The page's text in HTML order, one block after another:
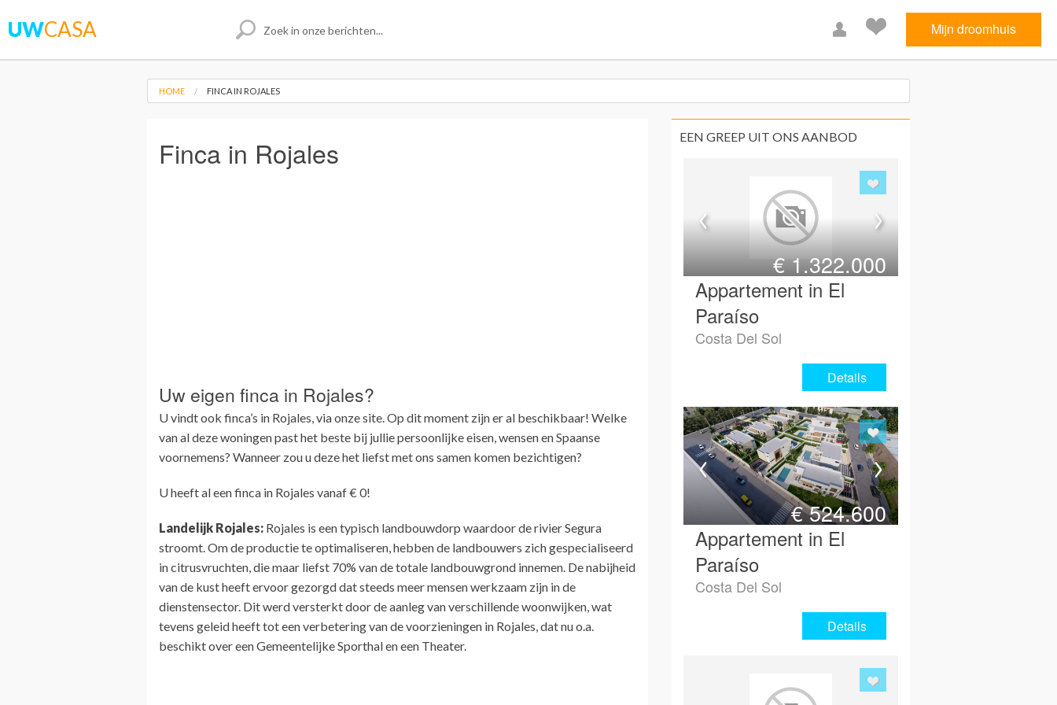
UWCASA Mijn droomhuis
HOME FINCA IN ROJALES
Finca in Rojales
Uw eigen finca in Rojales?
U vindt ook finca’s in Rojales, via onze site. Op dit moment zijn er al beschikbaar! Welke
van al deze woningen past het beste bij jullie persoonlijke eisen, wensen en Spaanse
voornemens? Wanneer zou u deze het liefst met ons samen komen bezichtigen?
U heeft al een finca in Rojales vanaf € 0!
Landelijk Rojales: Rojales is een typisch landbouwdorp waardoor de rivier Segura
stroomt. Om de productie te optimaliseren, hebben de landbouwers zich gespecialiseerd
in citrusvruchten, die maar liefst 70% van de totale landbouwgrond innemen. De nabijheid
van de kust heeft ervoor gezorgd dat steeds meer mensen werkzaam zijn in de
dienstensector. Dit werd versterkt door de aanleg van verschillende woonwijken, wat
tevens geleid heeft tot een verbetering van de voorzieningen in Rojales, dat nu o.a.
beschikt over een Gemeentelijke Sporthal en een Theater.
EEN GREEP UIT ONS AANBOD
€ 1.322.000
Appartement in El
Paraíso
Costa Del Sol
Details
€ 524.600
Appartement in El
Paraíso
Costa Del Sol
Details